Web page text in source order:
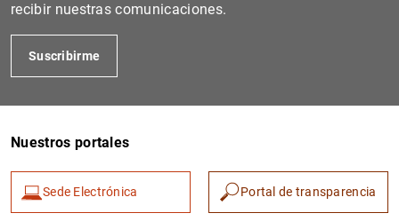
1 2
recibir nuestras comunicaciones.
Suscribirme
Nuestros portales
Sede Electrónica Portal de transparencia